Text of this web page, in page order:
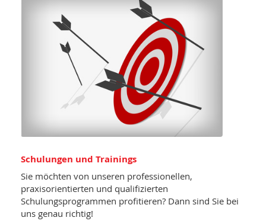
Schulungen und Trainings
Sie möchten von unseren professionellen,
praxisorientierten und qualifizierten
Schulungsprogrammen profitieren? Dann sind Sie bei
uns genau richtig!